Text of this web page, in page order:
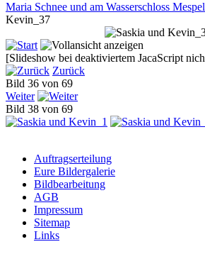
Maria Schnee und am Wasserschloss
Kevin_37
[Slideshow bei deaktiviertem JacaScript
Zurück
Bild 36 von 69
Weiter
Bild 38 von 69
Auftragserteilung
Eure Bildergalerie
Bildbearbeitung
AGB
Impressum
Sitemap
Links